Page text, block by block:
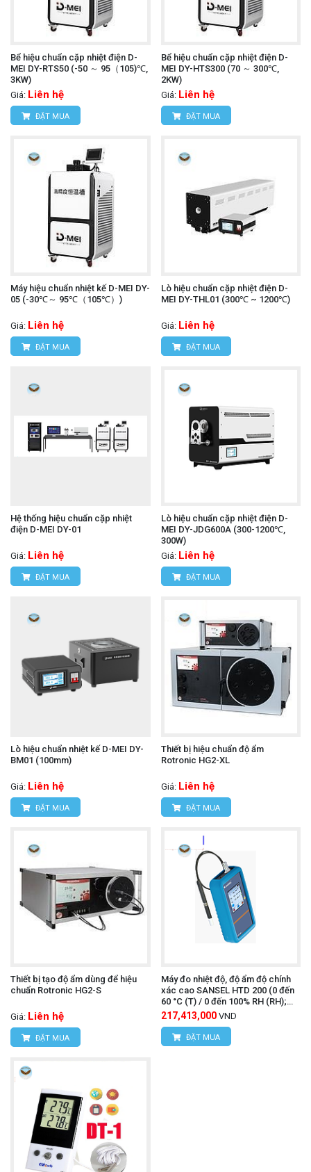
Bể hiệu chuẩn cặp nhiệt điện D-
MEI DY-RTS50 (-50 ～ 95（105)℃,
3KW)
Giá: Liên hệ
ĐẶT MUA
Bể hiệu chuẩn cặp nhiệt điện D-
MEI DY-HTS300 (70 ～ 300℃,
2KW)
Giá: Liên hệ
ĐẶT MUA
Máy hiệu chuẩn nhiệt kế D-MEI DY-
05 (-30℃～ 95℃（105℃）)
Giá: Liên hệ
ĐẶT MUA
Lò hiệu chuẩn cặp nhiệt điện D-
MEI DY-THL01 (300℃ ~ 1200℃)
Giá: Liên hệ
ĐẶT MUA
Hệ thống hiệu chuẩn cặp nhiệt
điện D-MEI DY-01
Giá: Liên hệ
ĐẶT MUA
Lò hiệu chuẩn cặp nhiệt điện D-
MEI DY-JDG600A (300-1200℃,
300W)
Giá: Liên hệ
ĐẶT MUA
Lò hiệu chuẩn nhiệt kế D-MEI DY-
BM01 (100mm)
Giá: Liên hệ
ĐẶT MUA
Thiết bị hiệu chuẩn độ ẩm
Rotronic HG2-XL
Giá: Liên hệ
ĐẶT MUA
Thiết bị tạo độ ẩm dùng để hiệu
chuẩn Rotronic HG2-S
Giá: Liên hệ
ĐẶT MUA
Máy đo nhiệt độ, độ ẩm độ chính
xác cao SANSEL HTD 200 (0 đến
60 °C (T) / 0 đến 100% RH (RH);
0.01 °C /% RH)
217,413,000 VND
ĐẶT MUA